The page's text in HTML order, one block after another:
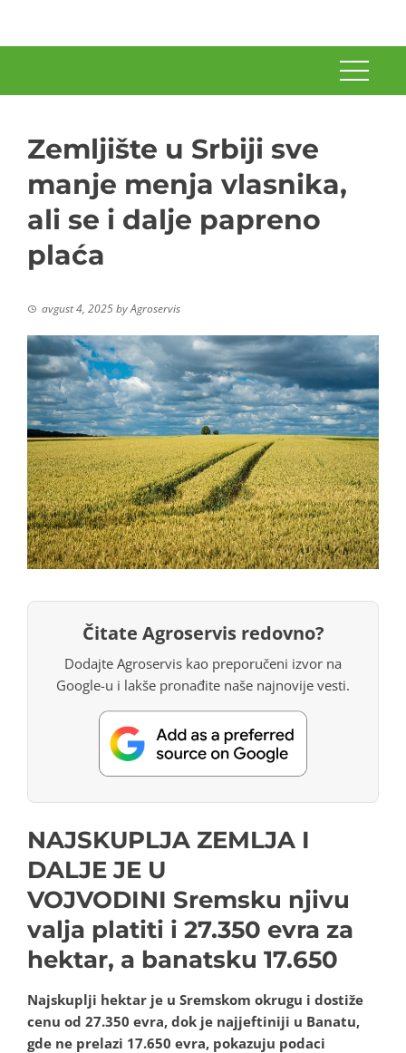
Zemljište u Srbiji sve
manje menja vlasnika,
ali se i dalje papreno
plaća
avgust 4, 2025byAgroservis
Čitate Agroservis redovno?
Dodajte Agroservis kao preporučeni izvor na
Google-u i lakše pronađite naše najnovije vesti.
NAJSKUPLJA ZEMLJA I
DALJE JE U
VOJVODINI Sremsku njivu
valja platiti i 27.350 evra za
hektar, a banatsku 17.650
Najskuplji hektar je u Sremskom okrugu i dostiže
cenu od 27.350 evra, dok je najjeftiniji u Banatu,
gde ne prelazi 17.650 evra, pokazuju podaci